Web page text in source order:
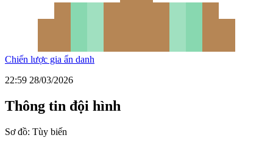
Chiến lược gia ẩn danh
22:59 28/03/2026
Thông tin đội hình
Sơ đồ: Tùy biến